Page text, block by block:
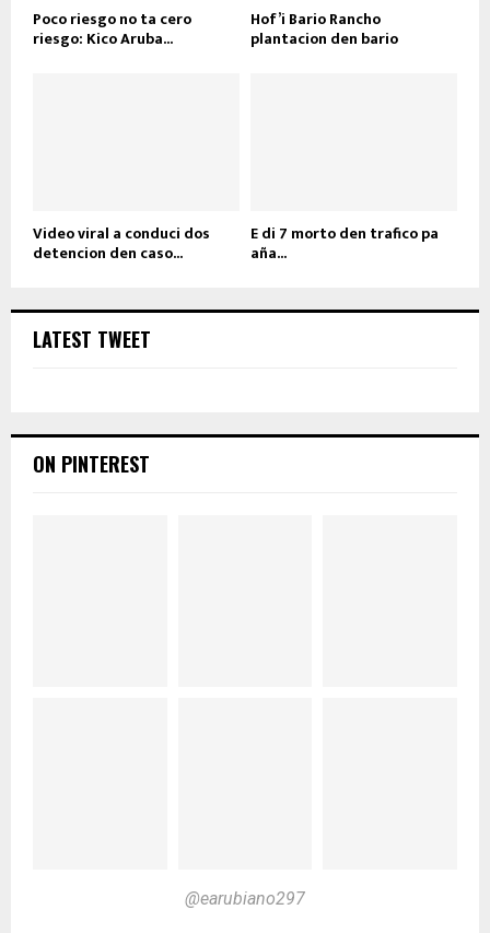
Poco riesgo no ta cero
riesgo: Kico Aruba...
Hof’i Bario Rancho
plantacion den bario
Video viral a conduci dos
detencion den caso...
E di 7 morto den trafico pa
aña...
LATEST TWEET
ON PINTEREST
@earubiano297